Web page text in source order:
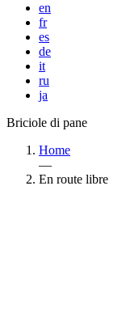
en
fr
es
de
it
ru
ja
Briciole di pane
Home
—
En route libre